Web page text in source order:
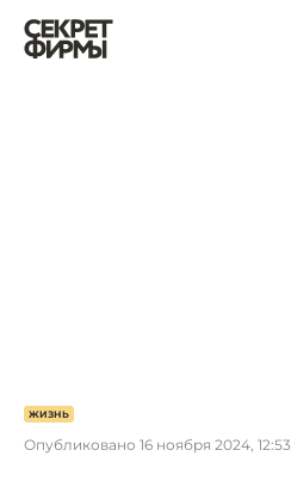
ЖИЗНЬ
Опубликовано 16 ноября 2024, 12:53